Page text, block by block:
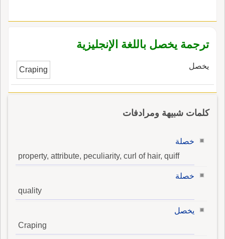
ترجمة يخصل باللغة الإنجليزية
يخصل Craping
كلمات شبيهة ومرادفات
خصلة
property, attribute, peculiarity, curl of hair, quiff
خصلة
quality
يخصل
Craping